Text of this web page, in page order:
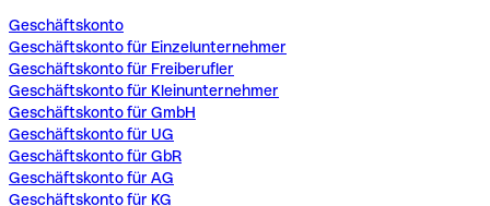
Geschäftskonto
Geschäftskonto für Einzelunternehmer
Geschäftskonto für Freiberufler
Geschäftskonto für Kleinunternehmer
Geschäftskonto für GmbH
Geschäftskonto für UG
Geschäftskonto für GbR
Geschäftskonto für AG
Geschäftskonto für KG